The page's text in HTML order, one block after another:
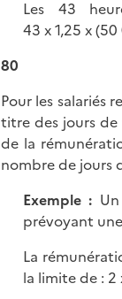
Les 43
43 x 1,25 x (50
80
Pour les salariés
titre des jours
de la
nombre de jours
Exemple :
prévoyant
La
la limite de : 2